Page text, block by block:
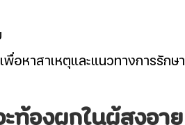
อหาสาเหตุและแนวทางการรักษา
ท้องผูกในผู้สูงอายุ